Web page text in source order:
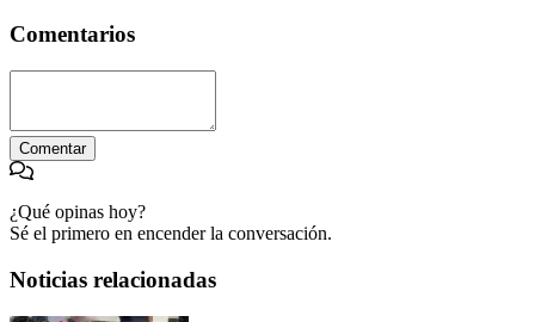
Comentarios
Comentar
¿Qué opinas hoy?
Sé el primero en encender la conversación.
Noticias relacionadas